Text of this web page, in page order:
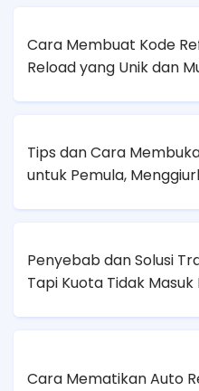
Cara Membuat Kode
Reload yang Unik dan
Tips dan Cara
untuk Pemula,
Penyebab dan Solusi
Tapi Kuota Tidak Masuk
Cara Mematikan Auto